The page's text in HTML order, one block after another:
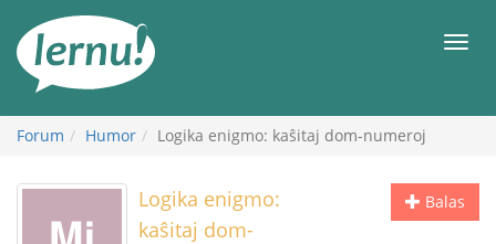
daftar
Forum Humor Logika enigmo: kaŝitaj dom-numeroj
Balas
Logika enigmo:
kaŝitaj dom-